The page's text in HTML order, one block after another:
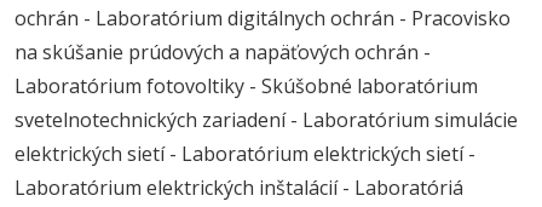
ochrán - Laboratórium digitálnych ochrán - Pracovisko
na skúšanie prúdových a napäťových ochrán -
Laboratórium fotovoltiky - Skúšobné laboratórium
svetelnotechnických zariadení - Laboratórium simulácie
elektrických sietí - Laboratórium elektrických sietí -
Laboratórium elektrických inštalácií - Laboratóriá